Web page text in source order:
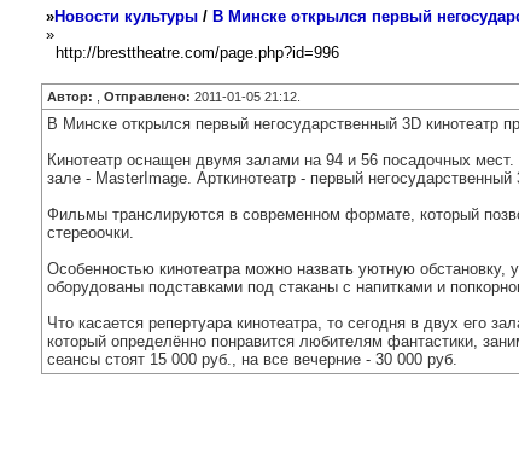
»Новости культуры / В Минске открылся первый
»
http://bresttheatre.com/page.php?id=996
Автор: Отправлено: 2011-01-05 21:12.
В Минске открылся первый негосударственный 3D кинотеатр
Кинотеатр оснащен двумя залами на 94 и 56 посадочных
зале - MasterImage. Арткинотеатр - первый
Фильмы транслируются в современном формате, который
стереоочки.
Особенностью кинотеатра можно назвать уютную обстановку,
оборудованы подставками под стаканы с напитками и
Что касается репертуара кинотеатра, то сегодня в двух его
который определённо понравится любителям фантастики,
сеансы стоят 15 000 руб., на все вечерние - 30 000 руб.